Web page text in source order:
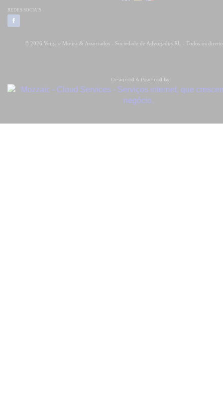
REDES SOCIAIS
© 2026 Veiga e Moura & Associados - Sociedade de Advogados RL - Todos os
Designed & Powered by